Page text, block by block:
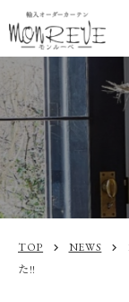
TOP chevron_right NEWS chevron_right
た!!